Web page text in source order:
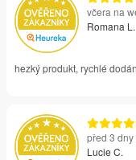
včera na
Romana L.
hezký produkt, rychlé
před 3
Lucie C.